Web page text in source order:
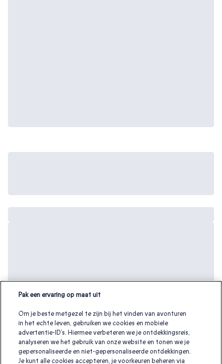
Pak een ervaring op maat uit
Om je beste metgezel te zijn bij het vinden van avonturen
in het echte leven, gebruiken we cookies en mobiele
advertentie-ID’s. Hiermee verbeteren we je ontdekkingsreis,
analyseren we het gebruik van onze website en tonen we je
gepersonaliseerde en niet-gepersonaliseerde ontdekkingen.
Je kunt alle cookies accepteren, je voorkeuren beheren via